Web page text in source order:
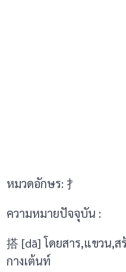
หมวดอักษร: 扌
ความหมายปัจจุบัน :
搭 [dā] โดยสาร,แขวน,ส
กางเต้นท์